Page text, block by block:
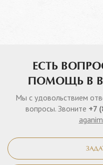
ЕСТЬ
ПОМОЩЬ В
Мы с удовольствием
вопросы. Звоните +7